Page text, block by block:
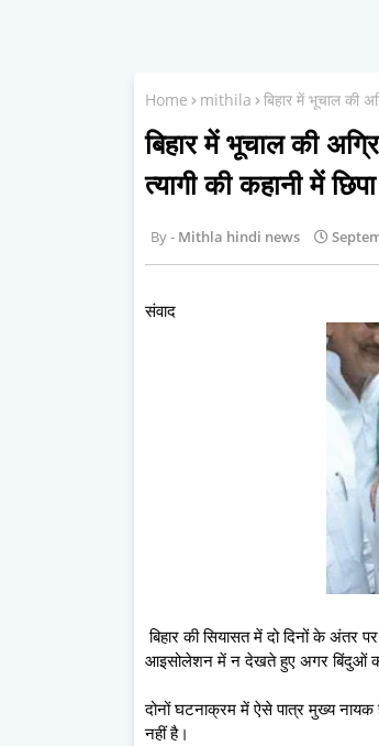
Home mithila बिहार में भूचाल की
बिहार में भूचाल की
त्यागी की कहानी में
Mithla hindi news
संवाद
बिहार की सियासत में दो दिनों के अंतर
आइसोलेशन में न देखते हुए अगर बिंदुओं को
दोनों घटनाक्रम में ऐसे पात्र मुख्य नायक
नहीं है।